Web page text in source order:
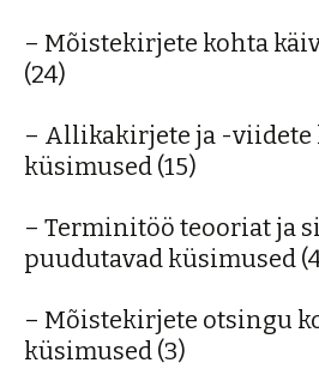
– Mõistekirjete kohta
(24)
– Allikakirjete ja -viidete
küsimused (15)
– Terminitöö teooriat ja
puudutavad küsimused
– Mõistekirjete otsingu
küsimused (3)